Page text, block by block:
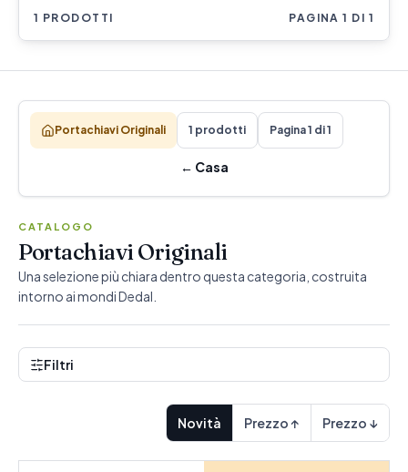
1 PRODOTTI PAGINA 1 DI 1
Portachiavi Originali 1 prodotti Pagina 1 di 1
← Casa
CATALOGO
Portachiavi Originali
Una selezione più chiara dentro questa categoria, costruita
intorno ai mondi Dedal.
Filtri
Novità Prezzo ↑ Prezzo ↓